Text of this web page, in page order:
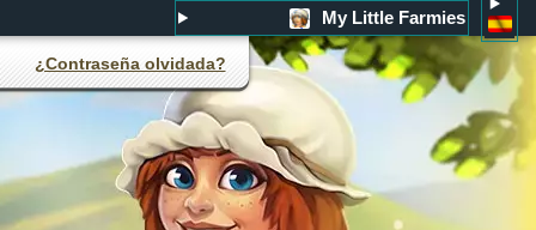
My Little Farmies
¿Contraseña olvidada?